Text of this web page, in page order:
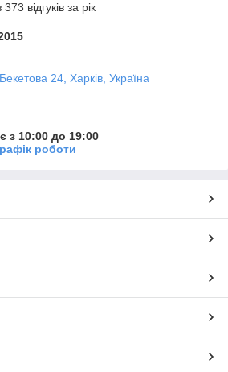
відгуків за рік
24, Харків, Україна
з 10:00 до 19:00
роботи